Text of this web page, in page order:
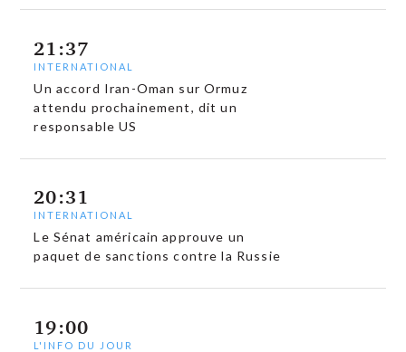
21:37
INTERNATIONAL
Un accord Iran-Oman sur Ormuz
attendu prochainement, dit un
responsable US
20:31
INTERNATIONAL
Le Sénat américain approuve un
paquet de sanctions contre la Russie
19:00
L'INFO DU JOUR